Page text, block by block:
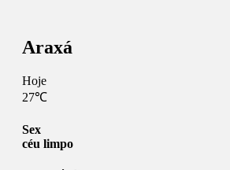
Araxá
Hoje
27℃
Sex
céu limpo